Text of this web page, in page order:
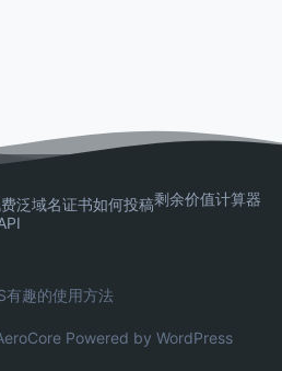
泛域名证书如何投稿剩余价值计算器
有趣的使用方法
Powered by WordPress